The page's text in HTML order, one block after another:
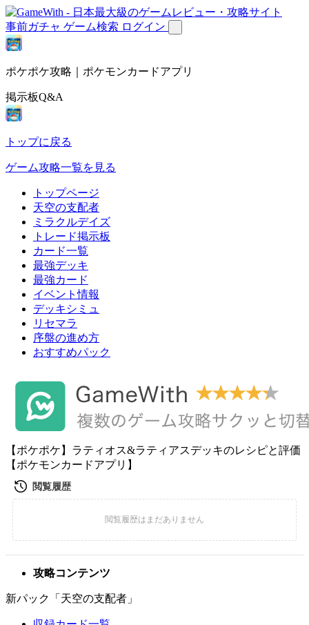
事前ガチャ ゲーム検索 ログイン
ポケポケ攻略｜ポケモンカードアプリ
掲示板Q&A
トップに戻る
ゲーム攻略一覧を見る
トップページ
天空の支配者
ミラクルデイズ
トレード掲示板
カード一覧
最強デッキ
最強カード
イベント情報
デッキシミュ
リセマラ
序盤の進め方
おすすめパック
【ポケポケ】ラティオス&ラティアスデッキのレシピと評価
【ポケモンカードアプリ】
攻略コンテンツ
新パック「天空の支配者」